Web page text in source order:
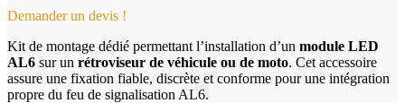
Demander un devis !
Kit de montage dédié permettant l’installation d’un module LED
AL6 sur un rétroviseur de véhicule ou de moto. Cet accessoire
assure une fixation fiable, discrète et conforme pour une intégration
propre du feu de signalisation AL6.